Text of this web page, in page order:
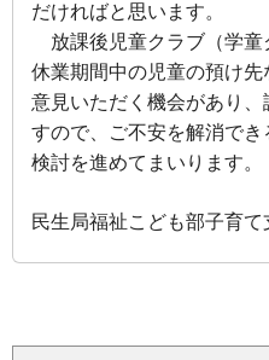
だければと思います。
放課後児童クラブ（学童
休業期間中の児童の預け
意見いただく機会があり
すので、ご不安を解消で
検討を進めてまいります。
民生局福祉こども部子育て